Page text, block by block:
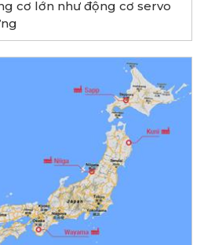
cơ lớn như động cơ servo